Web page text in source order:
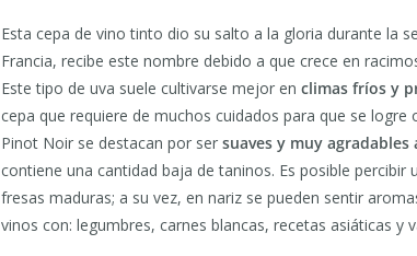
Esta cepa de vino tinto dio su salto a la gloria durante la
Francia, recibe este nombre debido a que crece en
Este tipo de uva suele cultivarse mejor en climas fríos y
cepa que requiere de muchos cuidados para que se
Pinot Noir se destacan por ser suaves y muy agradables
contiene una cantidad baja de taninos. Es posible
fresas maduras; a su vez, en nariz se pueden sentir
vinos con: legumbres, carnes blancas, recetas asiáticas y